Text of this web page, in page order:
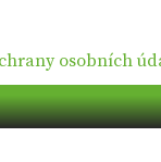
osobních